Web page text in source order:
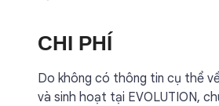
CHI PHÍ
Do không có thông tin cụ thể
và sinh hoạt tại EVOLUTION,